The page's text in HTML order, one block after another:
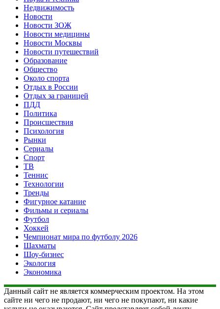
Недвижимость
Новости
Новости ЗОЖ
Новости медицины
Новости Москвы
Новости путешествий
Образование
Общество
Около спорта
Отдых в России
Отдых за границей
ПДД
Политика
Происшествия
Психология
Рынки
Сериалы
Спорт
ТВ
Теннис
Технологии
Тренды
Фигурное катание
Фильмы и сериалы
Футбол
Хоккей
Чемпионат мира по футболу 2026
Шахматы
Шоу-бизнес
Экология
Экономика
Данный сайт не является коммерческим проектом. На этом
сайте ни чего не продают, ни чего не покупают, ни какие